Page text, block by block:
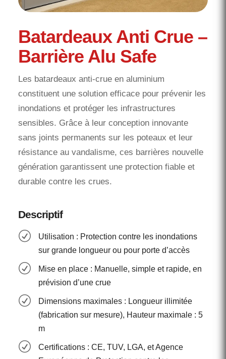
Batardeaux Anti Crue –
Barrière Alu Safe
Les batardeaux anti-crue en aluminium
constituent une solution efficace pour prévenir les
inondations et protéger les infrastructures
sensibles. Grâce à leur conception innovante
sans joints permanents sur les poteaux et leur
résistance au vandalisme, ces barrières nouvelle
génération garantissent une protection fiable et
durable contre les crues.
Descriptif
R
Utilisation : Protection contre les inondations
sur grande longueur ou pour porte d’accès
R
Mise en place : Manuelle, simple et rapide, en
prévision d’une crue
R
Dimensions maximales : Longueur illimitée
(fabrication sur mesure), Hauteur maximale : 5
m
R
Certifications : CE, TUV, LGA, et Agence